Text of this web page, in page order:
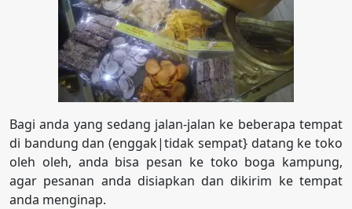
Bagi anda yang sedang jalan-jalan ke beberapa tempat
di bandung dan (enggak|tidak sempat} datang ke toko
oleh oleh, anda bisa pesan ke toko boga kampung,
agar pesanan anda disiapkan dan dikirim ke tempat
anda menginap.